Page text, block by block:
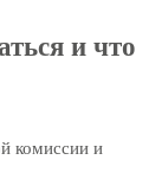
и что
комиссии и